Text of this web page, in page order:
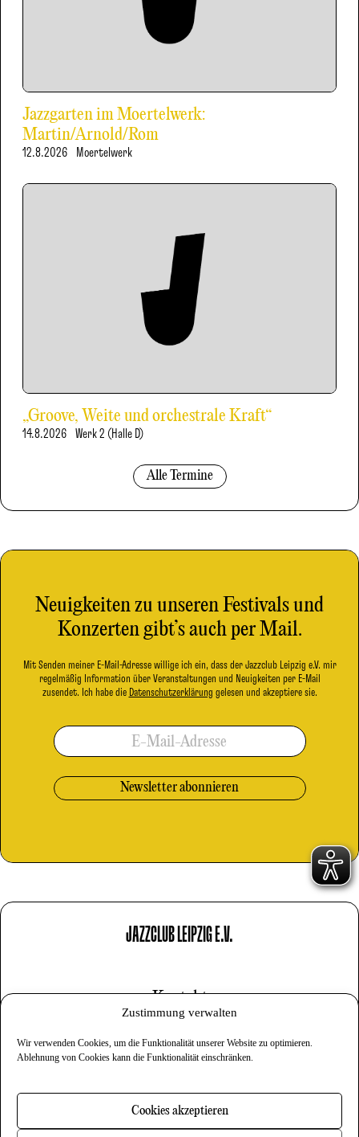
Zustimmung verwalten
Wir verwenden Cookies, um die Funktionalität unserer Website zu optimieren.
Ablehnung von Cookies kann die Funktionalität einschränken.
Cookies akzeptieren
Jazzgarten im Moertelwerk:
Martin/Arnold/Rom
12.8.2026 Moertelwerk
„Groove, Weite und orchestrale Kraft“
14.8.2026 Werk 2 (Halle D)
Alle Termine
Neuigkeiten zu unseren Festivals und
Konzerten gibt’s auch per Mail.
Mit Senden meiner E-Mail-Adresse willige ich ein, dass der Jazzclub Leipzig e.V. mir
regelmäßig Information über Veranstaltungen und Neuigkeiten per E-Mail
zusendet. Ich habe die Datenschutzerklärung gelesen und akzeptiere sie.
E-Mail-Adresse
JAZZCLUB LEIPZIG E.V.
Kontakt
Datenschutz
Newsletter